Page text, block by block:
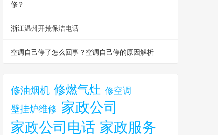
修？
浙江温州开荒保洁电话
空调自己停了怎么回事？空调自己停的原因解析
修油烟机 修燃气灶 修空调
壁挂炉维修 家政公司
家政公司电话 家政服务